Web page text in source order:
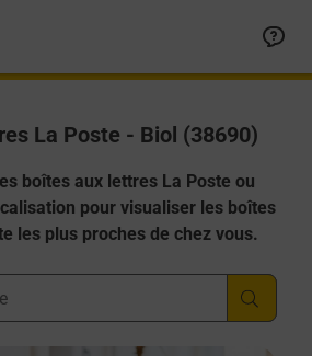
La Poste - Biol (38690)
boîtes aux lettres La Poste ou
pour visualiser les boîtes
les plus proches de chez vous.
Postal